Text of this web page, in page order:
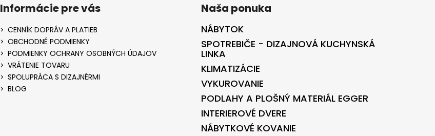
Informácie pre vás
CENNÍK DOPRÁV A PLATIEB
OBCHODNÉ PODMIENKY
PODMIENKY OCHRANY OSOBNÝCH ÚDAJOV
VRÁTENIE TOVARU
SPOLUPRÁCA S DIZAJNÉRMI
BLOG
Naša ponuka
NÁBYTOK
SPOTREBIČE - DIZAJNOVÁ KUCHYNSKÁ
LINKA
KLIMATIZÁCIE
VYKUROVANIE
PODLAHY A PLOŠNÝ MATERIÁL EGGER
INTERIEROVÉ DVERE
NÁBYTKOVÉ KOVANIE